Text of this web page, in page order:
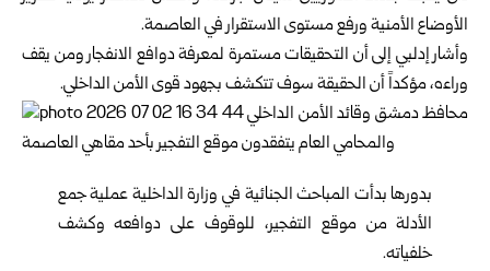
الأوضاع الأمنية ورفع مستوى الاستقرار في العاصمة.
وأشار إدلبي إلى أن التحقيقات مستمرة لمعرفة دوافع الانفجار ومن يقف
وراءه، مؤكداً أن الحقيقة سوف تتكشف بجهود قوى الأمن الداخلي.
بدورها بدأت المباحث الجنائية في وزارة الداخليةعملية جمع
الأدلة من موقع التفجير، للوقوف على دوافعه وكشف
خلفياته.